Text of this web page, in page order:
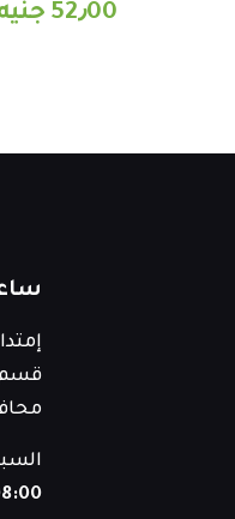
52٫00
قسم
08:00 صباحًا -